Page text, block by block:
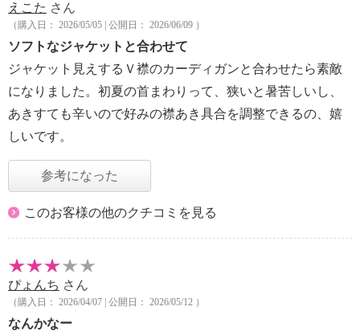
えこた さん
（購入日： 2026/05/05 | 公開日： 2026/06/09 ）
ソフトなジャケットと合わせて
ジャケット見えするＶ襟のカーディガンと合わせたら素敵
になりました。初夏の首まわりって、狭いと暑苦しいし、
あきすても辛いので好みの襟あき具合を調整できるの、嬉
しいです。
参考になった
このお客様の他のクチコミを見る
ぴょんち さん
（購入日： 2026/04/07 | 公開日： 2026/05/12 ）
なんかなー